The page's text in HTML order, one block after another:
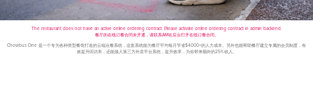
The restaurant does not have an active online ordering contract. Please activate online ordering contract in admin backend.
餐厅的在线订餐合同未开通，请联系AM在后台打开在线订餐合同。
Chowbus One 是一个专为各种类型餐馆打造的云端点餐系统，这套系统能为餐厅平均每月节省$4000+的人力成本。另外也能帮助餐厅建立专属的会员制度，有
效提升回访率，还能接入第三方外卖平台系统，提升效率，为你带来额外的25%收入。